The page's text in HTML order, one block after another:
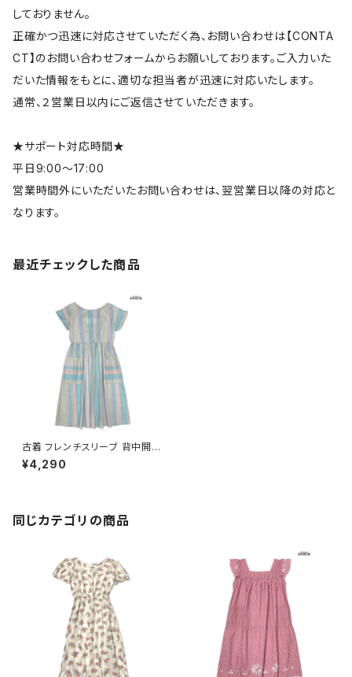
しておりません。
正確かつ迅速に対応させていただく為、お問い合わせは【CONTA
CT】のお問い合わせフォームからお願いしております。ご入力いた
だいた情報をもとに、適切な担当者が迅速に対応いたします。
通常、２営業日以内にご返信させていただきます。
★サポート対応時間★
平日9:00～17:00
営業時間外にいただいたお問い合わせは、翌営業日以降の対応と
なります。
最近チェックした商品
古着 フレンチスリーブ 背中開き
ストライプ柄 コットン ロング丈
半袖 ワンピース ピンク ベージ
¥4,290
同じカテゴリの商品